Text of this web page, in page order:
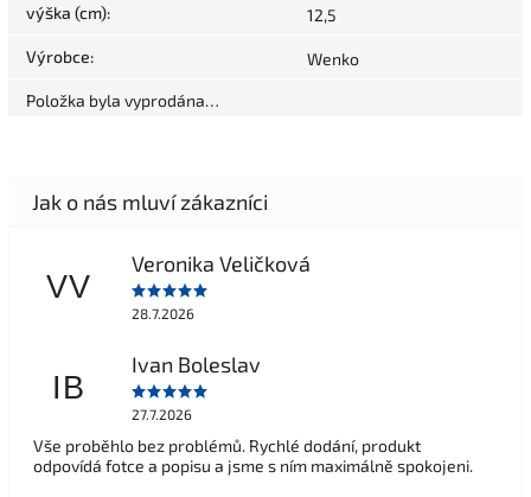
výška (cm): 12,5
Výrobce: Wenko
Položka byla vyprodána…
VV
Veronika Veličková
28.7.2026
IB
Ivan Boleslav
27.7.2026
Vše proběhlo bez problémů. Rychlé dodání, produkt
odpovídá fotce a popisu a jsme s ním maximálně spokojeni.